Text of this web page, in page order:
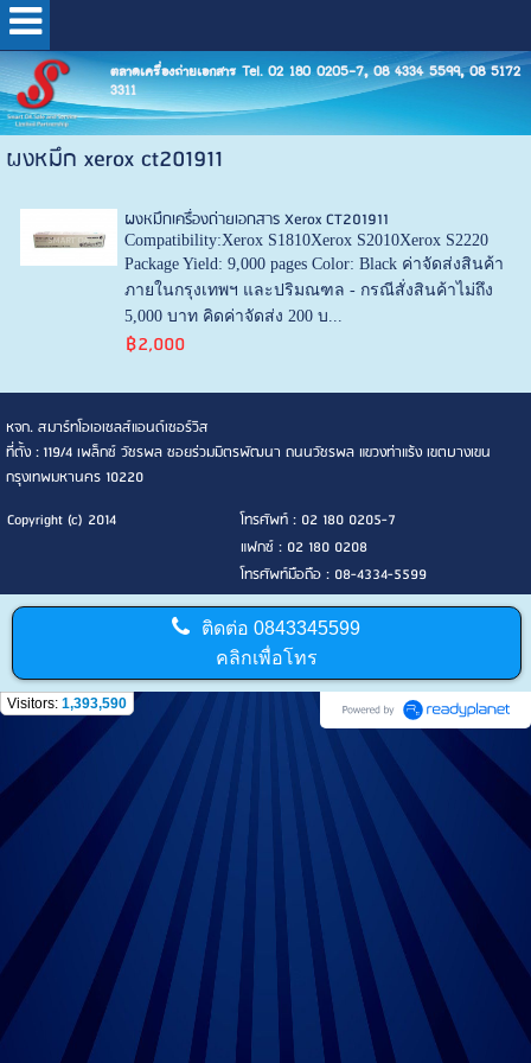
ตลาดเครื่องถ่ายเอกสาร Tel. 02 180 0205-7, 08 4334 5599, 08 5172
3311
ผงหมึก xerox ct201911
ผงหมึกเครื่องถ่ายเอกสาร Xerox CT201911
Compatibility:Xerox S1810Xerox S2010Xerox S2220
Package Yield: 9,000 pages Color: Black ค่าจัดส่งสินค้า
ภายในกรุงเทพฯ และปริมณฑล - กรณีสั่งสินค้าไม่ถึง
5,000 บาท คิดค่าจัดส่ง 200 บ...
฿2,000
หจก. สมาร์ทโอเอเซลส์แอนด์เซอร์วิส
ที่ตั้ง : 119/4 เพล็กซ์ วัชรพล ซอยร่วมมิตรพัฒนา ถนนวัชรพล แขวงท่าแร้ง เขตบางเขน
กรุงเทพมหานคร 10220
Copyright (c) 2014
โทรศัพท์ : 02 180 0205-7
แฟกซ์ : 02 180 0208
โทรศัพท์มือถือ : 08-4334-5599
ติดต่อ0843345599
คลิกเพื่อโทร
Visitors: 1,393,590